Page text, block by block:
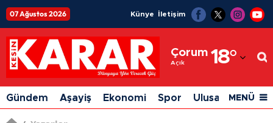
07 Ağustos 2026 Künye İletişim
Çorum
Açık 18°
Adıyaman
Afyonkarahisar
Ağrı
Gündem Aşayiş Ekonomi Spor Ulusal Siyaset
MENÜ